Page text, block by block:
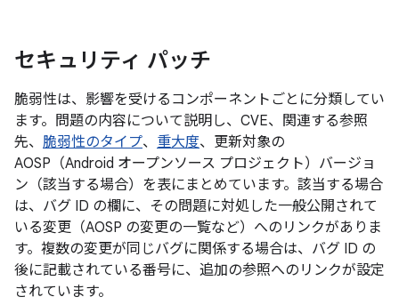
セキュリティ パッチ
脆弱性は、影響を受けるコンポーネントごとに分類してい
ます。問題の内容について説明し、CVE、関連する参照
先、 脆弱性のタイプ、 重大度、更新対象の
AOSP（Android オープンソース プロジェクト）バージョ
ン（該当する場合）を表にまとめています。該当する場合
は、バグ ID の欄に、その問題に対処した一般公開されて
いる変更（AOSP の変更の一覧など）へのリンクがありま
す。複数の変更が同じバグに関係する場合は、バグ ID の
後に記載されている番号に、追加の参照へのリンクが設定
されています。